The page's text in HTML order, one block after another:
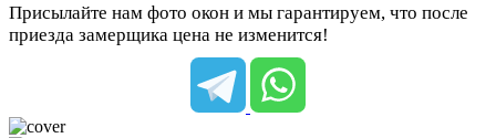
Присылайте нам фото окон и мы гарантируем, что после
приезда замерщика цена не изменится!